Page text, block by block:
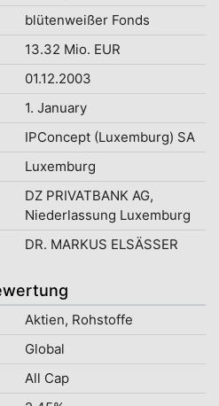
blütenweißer Fonds
13.32 Mio. EUR
01.12.2003
1. January
IPConcept (Luxemburg) SA
Luxemburg
DZ PRIVATBANK AG,
Niederlassung Luxemburg
DR. MARKUS ELSÄSSER
Aktien, Rohstoffe
Global
All Cap